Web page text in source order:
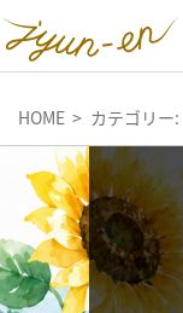
HOME カテゴリー: